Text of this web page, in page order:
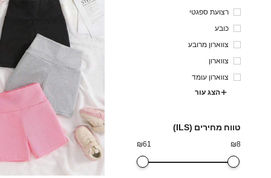
רצועת ספגטי
כובע
צווארון מרובע
צווארון
צווארון עומד
הצג עור
טווח מחירים (ILS)
₪61 ₪8